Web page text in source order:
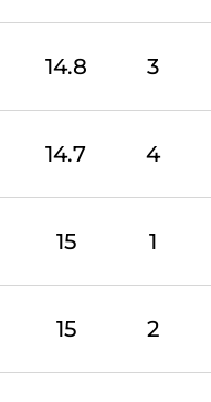
14.8 3
14.7 4
15 1
15 2